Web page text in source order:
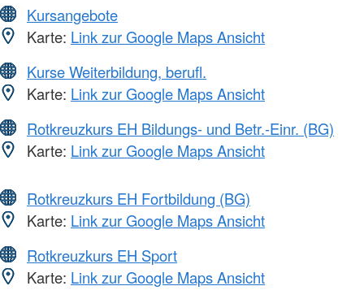
Kursangebote
Karte: Link zur Google Maps Ansicht
Kurse Weiterbildung, berufl.
Karte: Link zur Google Maps Ansicht
Rotkreuzkurs EH Bildungs- und Betr.-Einr. (BG)
Karte: Link zur Google Maps Ansicht
Rotkreuzkurs EH Fortbildung (BG)
Karte: Link zur Google Maps Ansicht
Rotkreuzkurs EH Sport
Karte: Link zur Google Maps Ansicht